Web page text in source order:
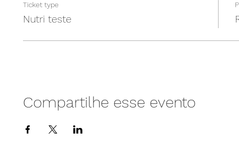
Ticket type
Nutri teste
Compartilhe esse evento